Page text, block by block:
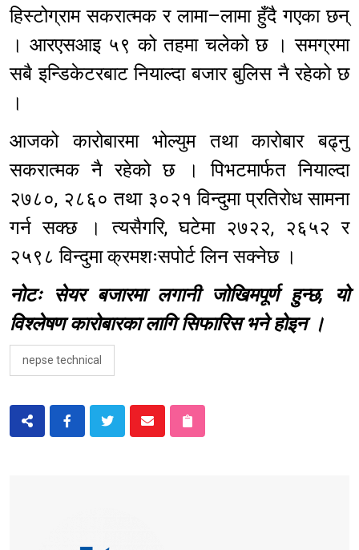
हिस्टोग्राम सकरात्मक र लामा–लामा हुँदै गएका छन्
। आरएसआइ ५९ को तहमा चलेको छ । समग्रमा
सबै इन्डिकेटरबाट नियाल्दा बजार बुलिस नै रहेको छ
।
आजको कारोबारमा भोल्युम तथा कारोबार बढ्नु
सकरात्मक नै रहेको छ । पिभटमार्फत नियाल्दा
२७८०, २८६० तथा ३०२१ विन्दुमा प्रतिरोध सामना
गर्न सक्छ । त्यसैगरि, घटेमा २७२२, २६५२ र
२५९८ विन्दुमा क्रमशःसपोर्ट लिन सक्नेछ ।
नोटः सेयर बजारमा लगानी जोखिमपूर्ण हुन्छ, यो
विश्लेषण कारोबारका लागि सिफारिस भने होइन ।
nepse technical